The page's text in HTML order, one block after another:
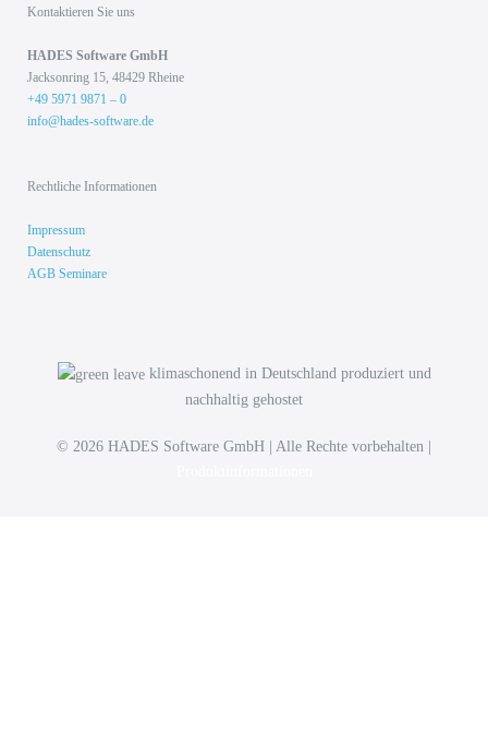
Kontaktieren Sie uns
HADES Soft­ware GmbH
Jack­son­ring 15, 48429 Rhei­ne
+49 5971 9871 – 0
info@hades-software.de
Rechtliche Informationen
Impressum
Datenschutz
AGB Seminare
klimaschonend in Deutschland produziert und
nachhaltig gehostet
© 2026 HADES Software GmbH | Alle Rechte vorbehalten |